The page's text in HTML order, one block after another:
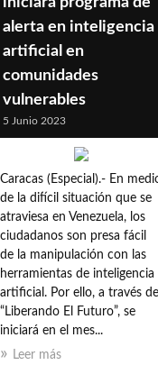
alerta en inteligencia
artificial en
comunidades
vulnerables
5 Junio 2023
Caracas (Especial).- En
de la difícil situación que se
atraviesa en Venezuela, los
ciudadanos son presa fácil
de la manipulación con las
herramientas de inteligencia
artificial. Por ello, a través de
“Liberando El Futuro”, se
iniciará en el mes...
Leer más